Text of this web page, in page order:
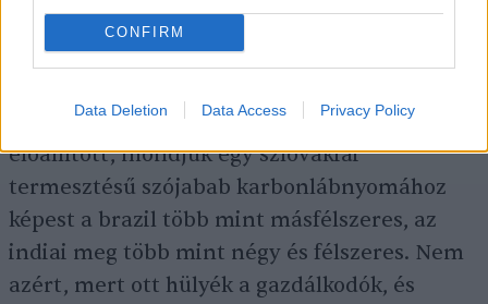
CONFIRM
Data Deletion Data Access Privacy Policy
Németországban egy konferencián tartottam
problematikája. Egy Európai Unióban
előállított, mondjuk egy szlovákiai
termesztésű szójabab karbonlábnyomához
képest a brazil több mint másfélszeres, az
indiai meg több mint négy és félszeres. Nem
azért, mert ott hülyék a gazdálkodók, és